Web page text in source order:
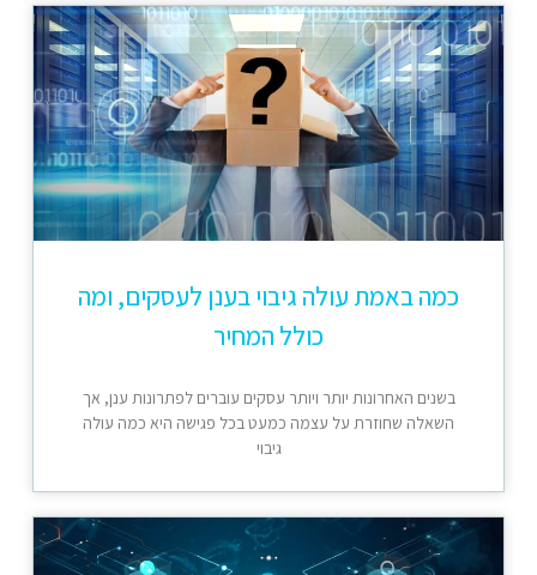
כמה באמת עולה גיבוי בענן לעסקים, ומה
כולל המחיר
בשנים האחרונות יותר ויותר עסקים עוברים לפתרונות ענן, אך
השאלה שחוזרת על עצמה כמעט בכל פגישה היא כמה עולה
גיבוי